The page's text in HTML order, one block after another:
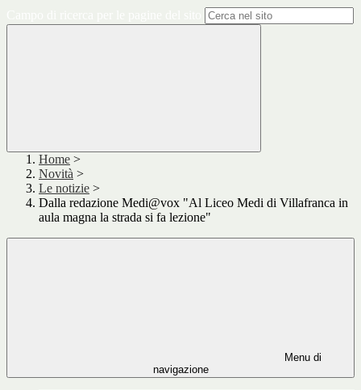
Home >
Novità >
Le notizie >
Dalla redazione Medi@vox "Al Liceo Medi di Villafranca in
aula magna la strada si fa lezione"
Menu di
navigazione